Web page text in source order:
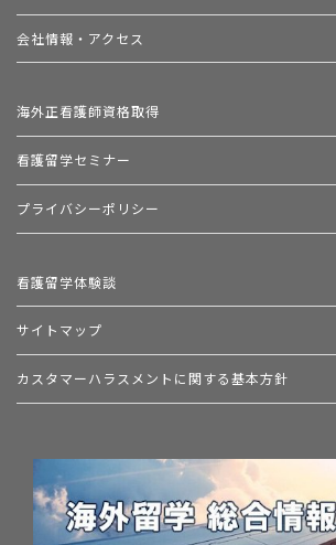
会社情報・アクセス
海外正看護師資格取得
看護留学セミナー
プライバシーポリシー
看護留学体験談
サイトマップ
カスタマーハラスメントに関する基本方針